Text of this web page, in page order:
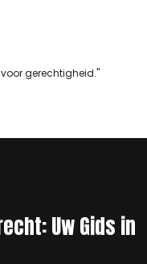
gerechtigheid."
Uw Gids in